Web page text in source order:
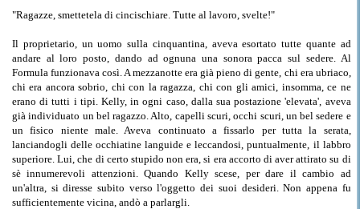
"Ragazze, smettetela di cincischiare. Tutte al lavoro, svelte!"
Il proprietario, un uomo sulla cinquantina, aveva esortato tutte quante ad
andare al loro posto, dando ad ognuna una sonora pacca sul sedere. Al
Formula funzionava così. A mezzanotte era già pieno di gente, chi era ubriaco,
chi era ancora sobrio, chi con la ragazza, chi con gli amici, insomma, ce ne
erano di tutti i tipi. Kelly, in ogni caso, dalla sua postazione 'elevata', aveva
già individuato un bel ragazzo. Alto, capelli scuri, occhi scuri, un bel sedere e
un fisico niente male. Aveva continuato a fissarlo per tutta la serata,
lanciandogli delle occhiatine languide e leccandosi, puntualmente, il labbro
superiore. Lui, che di certo stupido non era, si era accorto di aver attirato su di
sè innumerevoli attenzioni. Quando Kelly scese, per dare il cambio ad
un'altra, si diresse subito verso l'oggetto dei suoi desideri. Non appena fu
sufficientemente vicina, andò a parlargli.